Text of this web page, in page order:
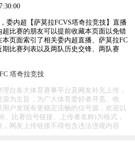
委内超【萨莫拉FCVS塔奇拉竞技】直播
比赛的朋友可以提前收藏本页面以免错
页面索引了相关委内超直播、萨莫拉FC
比赛列表以及两队历史交锋、两队赛
塔奇拉竞技
自各大体育赛事平台及网友补充上传，
源为主旨，为广大体育爱好者寻觅、收
户发现有更稳定流畅的信号源，欢迎以
、比赛信号链接、上传者名称)为格式，
网友上传链接不得包含违法违规内容